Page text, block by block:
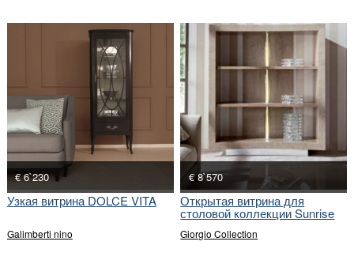
€ 6`230
Узкая витрина DOLCE VITA
Galimberti nino
€ 8`570
Открытая витрина для
столовой коллекции Sunrise
Giorgio Collection